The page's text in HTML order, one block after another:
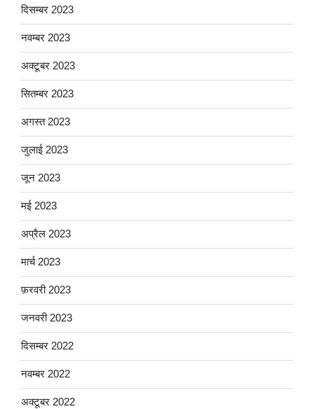
दिसम्बर 2023
नवम्बर 2023
अक्टूबर 2023
सितम्बर 2023
अगस्त 2023
जुलाई 2023
जून 2023
मई 2023
अप्रैल 2023
मार्च 2023
फ़रवरी 2023
जनवरी 2023
दिसम्बर 2022
नवम्बर 2022
अक्टूबर 2022